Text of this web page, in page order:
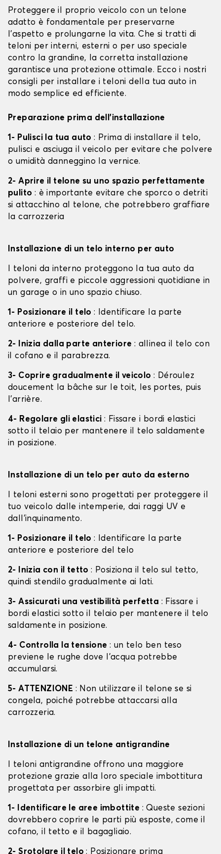
Proteggere il proprio veicolo con un telone
adatto è fondamentale per preservarne
l'aspetto e prolungarne la vita. Che si tratti di
teloni per interni, esterni o per uso speciale
contro la grandine, la corretta installazione
garantisce una protezione ottimale. Ecco i nostri
consigli per installare i teloni della tua auto in
modo semplice ed efficiente.
Preparazione prima dell'installazione
1- Pulisci la tua auto: Prima di installare il telo,
pulisci e asciuga il veicolo per evitare che polvere
o umidità danneggino la vernice.
2- Aprire il telone su uno spazio perfettamente
pulito : è importante evitare che sporco o detriti
si attacchino al telone, che potrebbero graffiare
la carrozzeria
Installazione di un telo interno per auto
I teloni da interno proteggono la tua auto da
polvere, graffi e piccole aggressioni quotidiane in
un garage o in uno spazio chiuso.
1- Posizionare il telo: Identificare la parte
anteriore e posteriore del telo.
2- Inizia dalla parte anteriore : allinea il telo con
il cofano e il parabrezza.
3- Coprire gradualmente il veicolo : Déroulez
doucement la bâche sur le toit, les portes, puis
l'arrière.
4- Regolare gli elastici : Fissare i bordi elastici
sotto il telaio per mantenere il telo saldamente
in posizione.
Installazione di un telo per auto da esterno
I teloni esterni sono progettati per proteggere il
tuo veicolo dalle intemperie, dai raggi UV e
dall'inquinamento.
1- Posizionare il telo: Identificare la parte
anteriore e posteriore del telo
2- Inizia con il tetto: Posiziona il telo sul tetto,
quindi stendilo gradualmente ai lati.
3- Assicurati una vestibilità perfetta : Fissare i
bordi elastici sotto il telaio per mantenere il telo
saldamente in posizione.
4- Controlla la tensione : un telo ben teso
previene le rughe dove l'acqua potrebbe
accumularsi.
5- ATTENZIONE : Non utilizzare il telone se si
congela, poiché potrebbe attaccarsi alla
carrozzeria.
Installazione di un telone antigrandine
I teloni antigrandine offrono una maggiore
protezione grazie alla loro speciale imbottitura
progettata per assorbire gli impatti.
1- Identificare le aree imbottite : Queste sezioni
dovrebbero coprire le parti più esposte, come il
cofano, il tetto e il bagagliaio.
2- Srotolare il telo: Posizionare prima